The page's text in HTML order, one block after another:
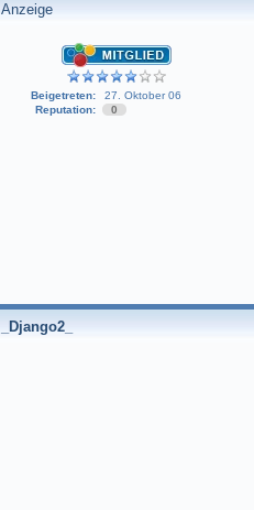
Anzeige
Beigetreten:
27. Oktober 06
Reputation:
0
_Django2_